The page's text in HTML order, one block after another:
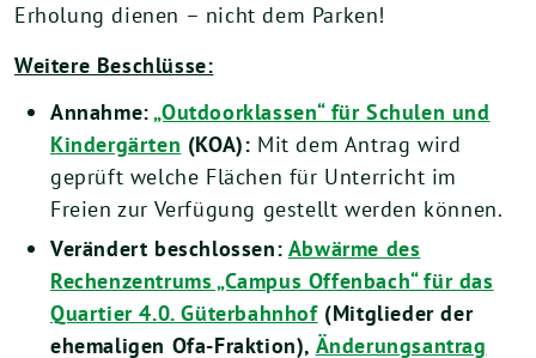
Erholung dienen – nicht dem Parken!
Weitere Beschlüsse:
Annahme:„Outdoorklassen“ für Schulen und
Kindergärten (KOA): Mit dem Antrag wird
geprüft welche Flächen für Unterricht im
Freien zur Verfügung gestellt werden können.
Verändert beschlossen: Abwärme des
Rechenzentrums „Campus Offenbach“ für das
Quartier 4.0. Güterbahnhof(Mitglieder der
ehemaligen Ofa-Fraktion), Änderungsantrag